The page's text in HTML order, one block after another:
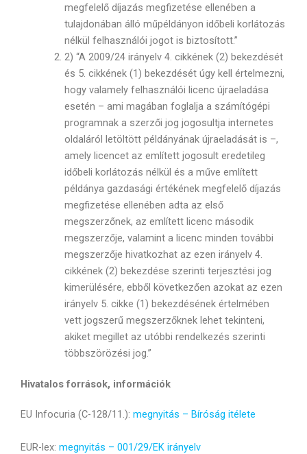
megfelelő díjazás megfizetése ellenében a
tulajdonában álló műpéldányon időbeli korlátozás
nélkül felhasználói jogot is biztosított.”
2) “A 2009/24 irányelv 4. cikkének (2) bekezdését
és 5. cikkének (1) bekezdését úgy kell értelmezni,
hogy valamely felhasználói licenc újraeladása
esetén – ami magában foglalja a számítógépi
programnak a szerzői jog jogosultja internetes
oldaláról letöltött példányának újraeladását is –,
amely licencet az említett jogosult eredetileg
időbeli korlátozás nélkül és a műve említett
példánya gazdasági értékének megfelelő díjazás
megfizetése ellenében adta az első
megszerzőnek, az említett licenc második
megszerzője, valamint a licenc minden további
megszerzője hivatkozhat az ezen irányelv 4.
cikkének (2) bekezdése szerinti terjesztési jog
kimerülésére, ebből következően azokat az ezen
irányelv 5. cikke (1) bekezdésének értelmében
vett jogszerű megszerzőknek lehet tekinteni,
akiket megillet az utóbbi rendelkezés szerinti
többszörözési jog.”
Hivatalos források, információk
EU Infocuria (C-128/11.): megnyitás – Bíróság itélete
EUR-lex: megnyitás – 001/29/EK irányelv